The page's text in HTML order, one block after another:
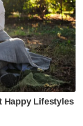
Happy Lifestyles